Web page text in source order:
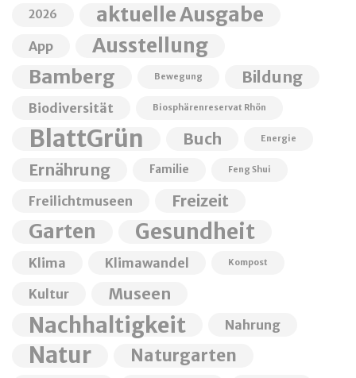
2026 aktuelle Ausgabe
App Ausstellung
Bamberg Bewegung Bildung
Biodiversität Biosphärenreservat Rhön
BlattGrün Buch Energie
Ernährung Familie Feng Shui
Freilichtmuseen Freizeit
Garten Gesundheit
Klima Klimawandel Kompost
Kultur Museen
Nachhaltigkeit Nahrung
Natur Naturgarten